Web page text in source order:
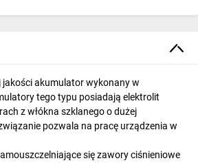
jakości akumulator wykonany w
tego typu posiadają elektrolit
z włókna szklanego o dużej
pozwala na pracę urządzenia w
się zawory ciśnieniowe